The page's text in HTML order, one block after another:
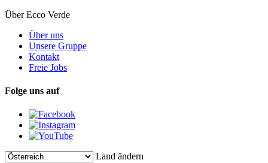
Über Ecco Verde
Über uns
Unsere Gruppe
Kontakt
Freie Jobs
Folge uns auf
Land ändern